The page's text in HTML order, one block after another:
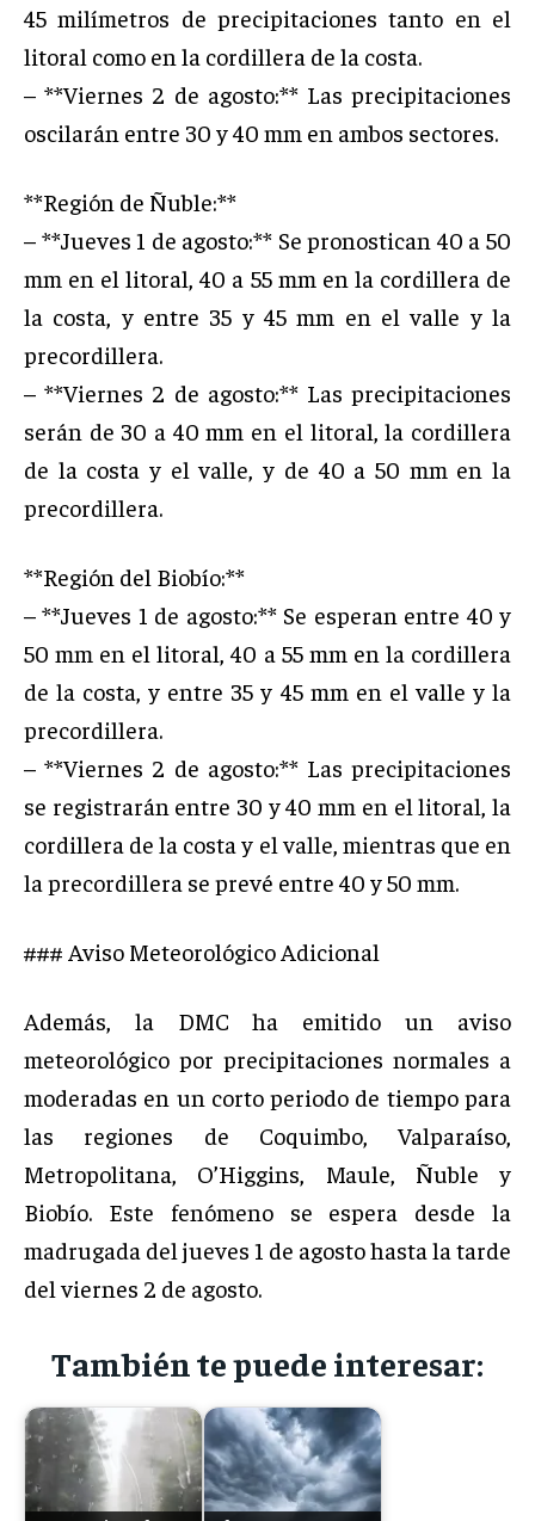
45 milímetros de precipitaciones tanto en el
litoral como en la cordillera de la costa.
– **Viernes 2 de agosto:** Las precipitaciones
oscilarán entre 30 y 40 mm en ambos sectores.
**Región de Ñuble:**
– **Jueves 1 de agosto:** Se pronostican 40 a 50
mm en el litoral, 40 a 55 mm en la cordillera de
la costa, y entre 35 y 45 mm en el valle y la
precordillera.
– **Viernes 2 de agosto:** Las precipitaciones
serán de 30 a 40 mm en el litoral, la cordillera
de la costa y el valle, y de 40 a 50 mm en la
precordillera.
**Región del Biobío:**
– **Jueves 1 de agosto:** Se esperan entre 40 y
50 mm en el litoral, 40 a 55 mm en la cordillera
de la costa, y entre 35 y 45 mm en el valle y la
precordillera.
– **Viernes 2 de agosto:** Las precipitaciones
se registrarán entre 30 y 40 mm en el litoral, la
cordillera de la costa y el valle, mientras que en
la precordillera se prevé entre 40 y 50 mm.
### Aviso Meteorológico Adicional
Además, la DMC ha emitido un aviso
meteorológico por precipitaciones normales a
moderadas en un corto periodo de tiempo para
las regiones de Coquimbo, Valparaíso,
Metropolitana, O’Higgins, Maule, Ñuble y
Biobío. Este fenómeno se espera desde la
madrugada del jueves 1 de agosto hasta la tarde
del viernes 2 de agosto.
También te puede interesar: